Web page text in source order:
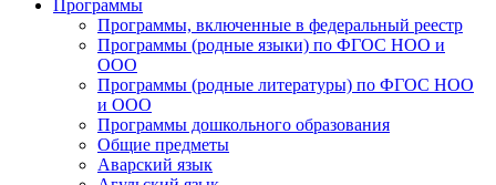
Программы
Программы, включенные в федеральный реестр
Программы (родные языки) по ФГОС НОО и
ООО
Программы (родные литературы) по ФГОС НОО
и ООО
Программы дошкольного образования
Общие предметы
Аварский язык